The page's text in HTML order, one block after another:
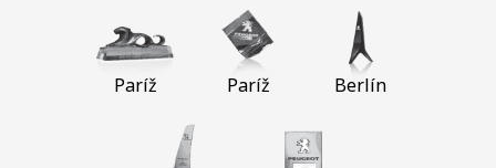
Paríž Paríž Berlín